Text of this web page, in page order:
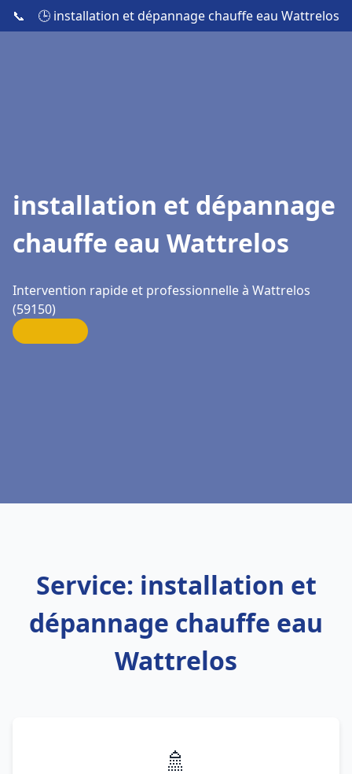
📞 🕒 installation et dépannage chauffe eau Wattrelos
installation et dépannage
chauffe eau Wattrelos
Intervention rapide et professionnelle à Wattrelos
(59150)
Service: installation et
dépannage chauffe eau
Wattrelos
🚿